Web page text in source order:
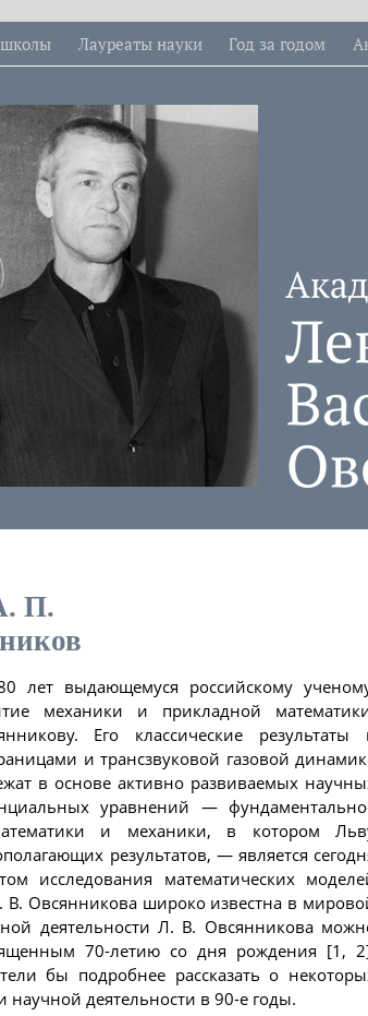
Лауреаты науки Год за годом
П.
лет выдающемуся российскому
механики и прикладной
Его классические результаты
и трансзвуковой газовой
в основе активно развиваемых
уравнений —
и механики, в котором
результатов, — является
исследования математических
Овсянникова широко известна в
деятельности Л. В. Овсянникова
70-летию со дня рождения [1,
бы подробнее рассказать о
деятельности в 90-е годы.